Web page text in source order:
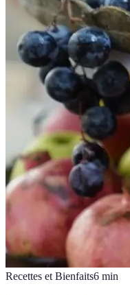
Recettes et Bienfaits6 min